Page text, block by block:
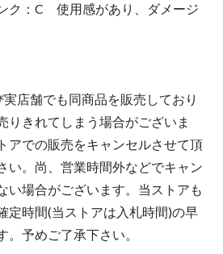
ク：C 使用感があり、ダメージ
店舗でも同商品を販売しており
りきれてしまう場合がございま
アでの販売をキャンセルさせて頂
い。尚、営業時間外などでキャン
い場合がございます。当ストアも
定時間(当ストアは入札時間)の早
予めご了承下さい。